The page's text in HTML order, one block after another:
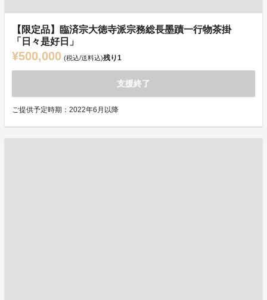
【限定品】臨済宗大徳寺派宗務総長墨蹟一行物茶掛
「日々是好日」
¥500,000 (税込/送料込)残り1
支援終了
ご提供予定時期：2022年6月以降